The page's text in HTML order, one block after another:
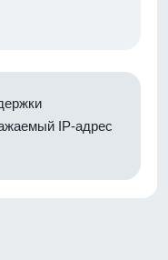
IP-адрес